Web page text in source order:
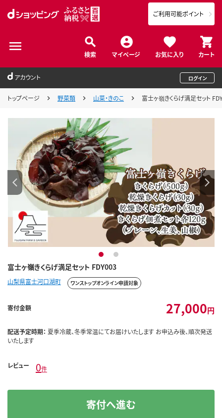
検索 マイページ お気に入り カート
ご利用可能ポイント
アカウント ログイン
トップページ 野菜類 山菜・きのこ 富士ヶ嶺きくらげ満足セット
富士ヶ嶺きくらげ満足セット FDY003
1 2
山梨県富士河口湖町 ワンストップオンライン申請対象
寄付金額 27,000円
配送予定時期： 夏季冷蔵、冬季常温にてお届けいたします お申込み後、順次発送
いたします
レビュー 0件
寄付へ進む